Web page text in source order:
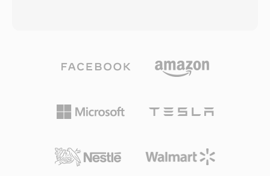
excelente resistencia, manteniendo la
integridad del audio incluso cuando las
moderado. Habiendo vendido miles de millones
comercial en 1982, CDDA estableció las
expectativas de calidad base para la música
para resultados comparables. La familia de
para sonido envolvente y audio de alta
resolución, WMA Lossless para compresión de
para contenido hablado a tasas de bits muy